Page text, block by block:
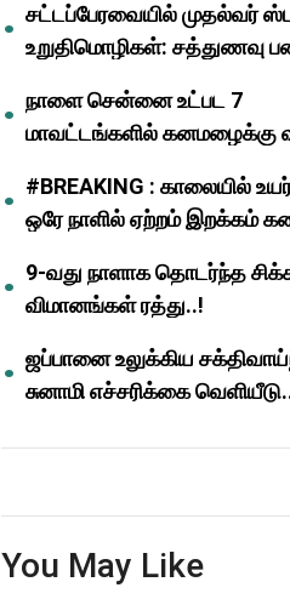
சட்டப்பேரவையில் முதல்வர்
உறுதிமொழிகள்: சத்துணவு
நாளை சென்னை உட்பட 7
மாவட்டங்களில் கனமழைக்கு
#BREAKING : காலையில்
ஒரே நாளில் ஏற்றம் இறக்கம்
9-வது நாளாக தொடர்ந்த
விமானங்கள் ரத்து..!
ஜப்பானை உலுக்கிய
சுனாமி எச்சரிக்கை
You May Like